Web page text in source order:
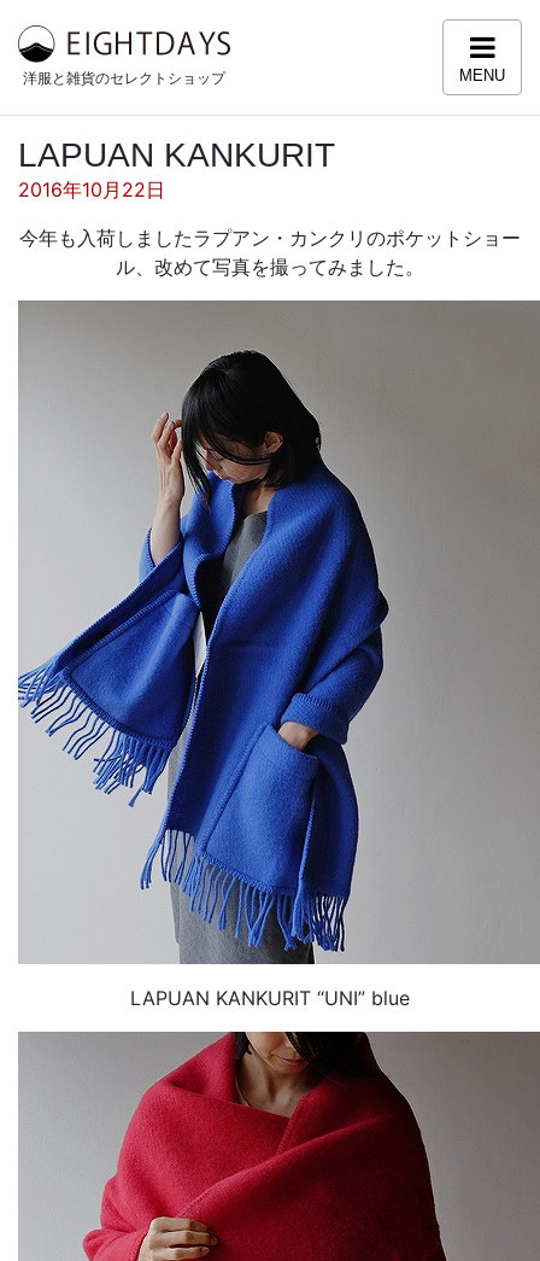
洋服と雑貨のセレクトショップ MENU
LAPUAN KANKURIT
投稿日:
2016年10月22日
今年も入荷しましたラプアン・カンクリのポケットショー
ル、改めて写真を撮ってみました。
LAPUAN KANKURIT “UNI” blue